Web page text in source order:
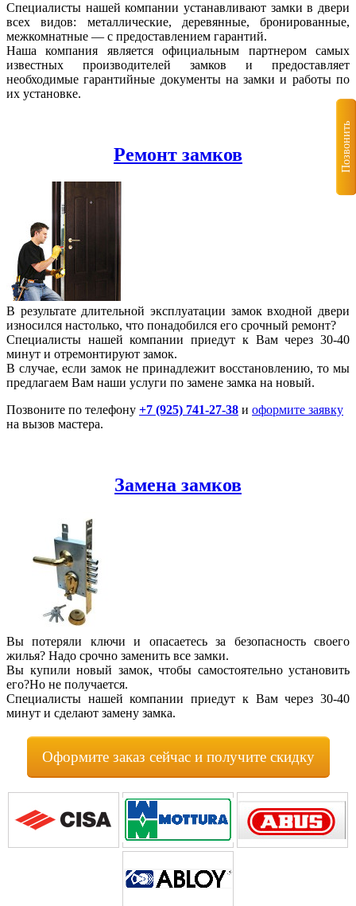
Специалисты нашей компании устанавливают замки в двери
всех видов: металлические, деревянные, бронированные,
межкомнатные — с предоставлением гарантий.
Наша компания является официальным партнером самых
известных производителей замков и предоставляет
необходимые гарантийные документы на замки и работы по
их установке.
Ремонт замков
В результате длительной эксплуатации замок входной двери
износился настолько, что понадобился его срочный ремонт?
Специалисты нашей компании приедут к Вам через 30-40
минут и отремонтируют замок.
В случае, если замок не принадлежит восстановлению, то мы
предлагаем Вам наши услуги по замене замка на новый.
Позвоните по телефону +7 (925) 741-27-38 и оформите заявку
на вызов мастера.
Замена замков
Вы потеряли ключи и опасаетесь за безопасность своего
жилья? Надо срочно заменить все замки.
Вы купили новый замок, чтобы самостоятельно установить
его?Но не получается.
Специалисты нашей компании приедут к Вам через 30-40
минут и сделают замену замка.
Позвонить
Оформите заказ сейчас и получите скидку